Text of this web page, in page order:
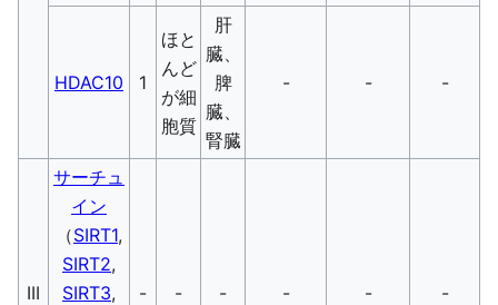
HDAC10 1
ほと
んど
が細
胞質
肝
臓、
脾
臓、
腎臓
- - -
III
サーチュ
イン
（SIRT1,
SIRT2,
SIRT3,
- - - - - -